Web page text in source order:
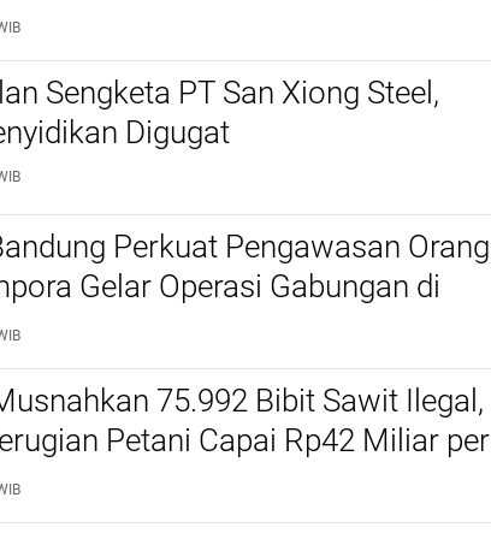
Sengketa PT San Xiong Steel,
Digugat
Perkuat Pengawasan Orang
Gelar Operasi Gabungan di
dan Cimahi
75.992 Bibit Sawit Ilegal,
Petani Capai Rp42 Miliar per